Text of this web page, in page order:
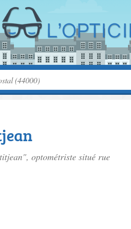
optométriste situé rue